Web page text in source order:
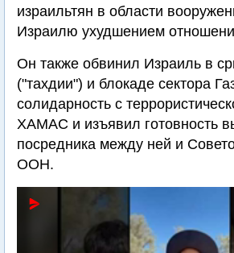
израильтян в области
Израилю ухудшением
Он также обвинил Израиль в
("тахдии") и блокаде сектора
солидарность с
ХАМАС и изъявил готовность
посредника между ней и
ООН.